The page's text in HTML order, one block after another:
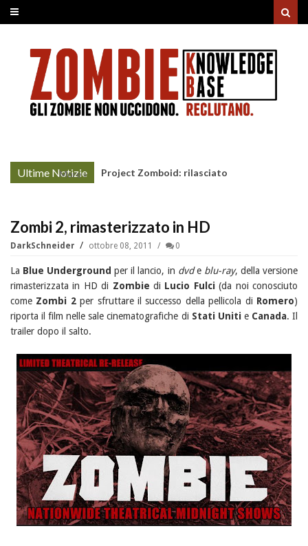
Ultime Notizie
More »
Project Zomboid: rilasciato
Zombi 2, rimasterizzato in HD
DarkSchneider ottobre 08, 2011 0
La Blue Underground per il lancio, in dvde blu-ray, della versione
rimasterizzata in HD di Zombie di Lucio Fulci(da noi conosciuto
come Zombi 2per sfruttare il successo della pellicola di Romero)
riporta il film nelle sale cinematografiche di Stati Unitie Canada. Il
trailer dopo il salto.